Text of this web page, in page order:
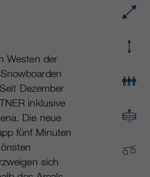
Westen der
Dezember
inklusive
Die neue
fünf Minuten
sich
die vom Benutzer gewählten Cookie-
- variieren zwischen 2 Jahren und 6
um verschiedene Arten von
zu sammeln,
persönlicher und nicht-
Informationen. Weitere
finden Sie in den
von Google
unter
policies.google.com/privacy.
nicht personenbezogene Daten
verwendet, um Berichte über die